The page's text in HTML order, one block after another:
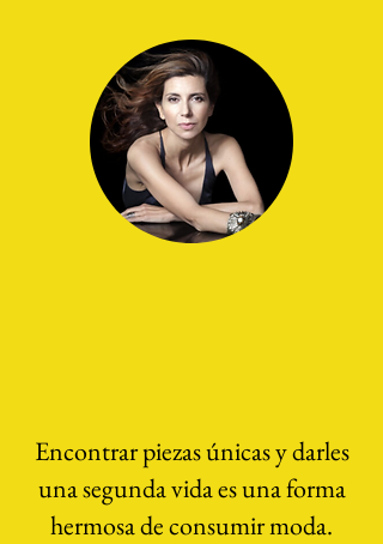
Encontrar piezas únicas y darles
una segunda vida es una forma
hermosa de consumir moda.